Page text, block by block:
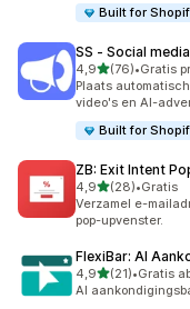
Built for
SS ‑ Social
4,9van 5 sterren
(76)
76 recensies in
•Gratis
Plaats
video's en AI-
Built for
ZB: Exit Intent
4,9van 5 sterren
(28)
28 recensies in
•Gratis
Verzamel e-
pop-upvenster.
FlexiBar: AI
4,9van 5 sterren
(21)
21 recensies in
•Gratis
AI